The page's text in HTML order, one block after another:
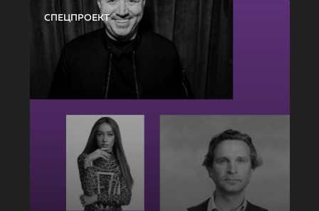
СПЕЦПРОЕКТ